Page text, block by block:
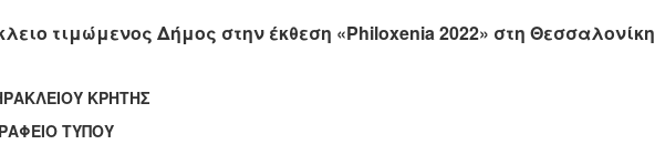
τιμώμενος Δήμος στην έκθεση «Philoxenia 2022» στη Θεσσαλονίκη
ΚΡΗΤΗΣ
ΤΥΠΟΥ